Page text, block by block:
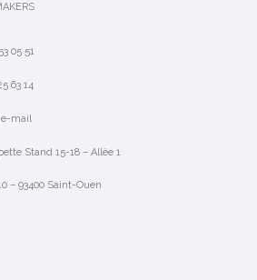
05 51
63 14
e-mail
Stand 15-18 – Allée 1
– 93400 Saint-Ouen